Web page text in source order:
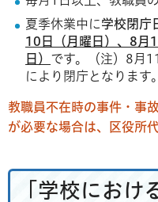
夏季休業中に学校閉庁
10日（月曜日）、8月
日） です。（注）8月
により閉庁となります。
教職員不在時の事件・事
が必要な場合は、区役所
「学校におけ